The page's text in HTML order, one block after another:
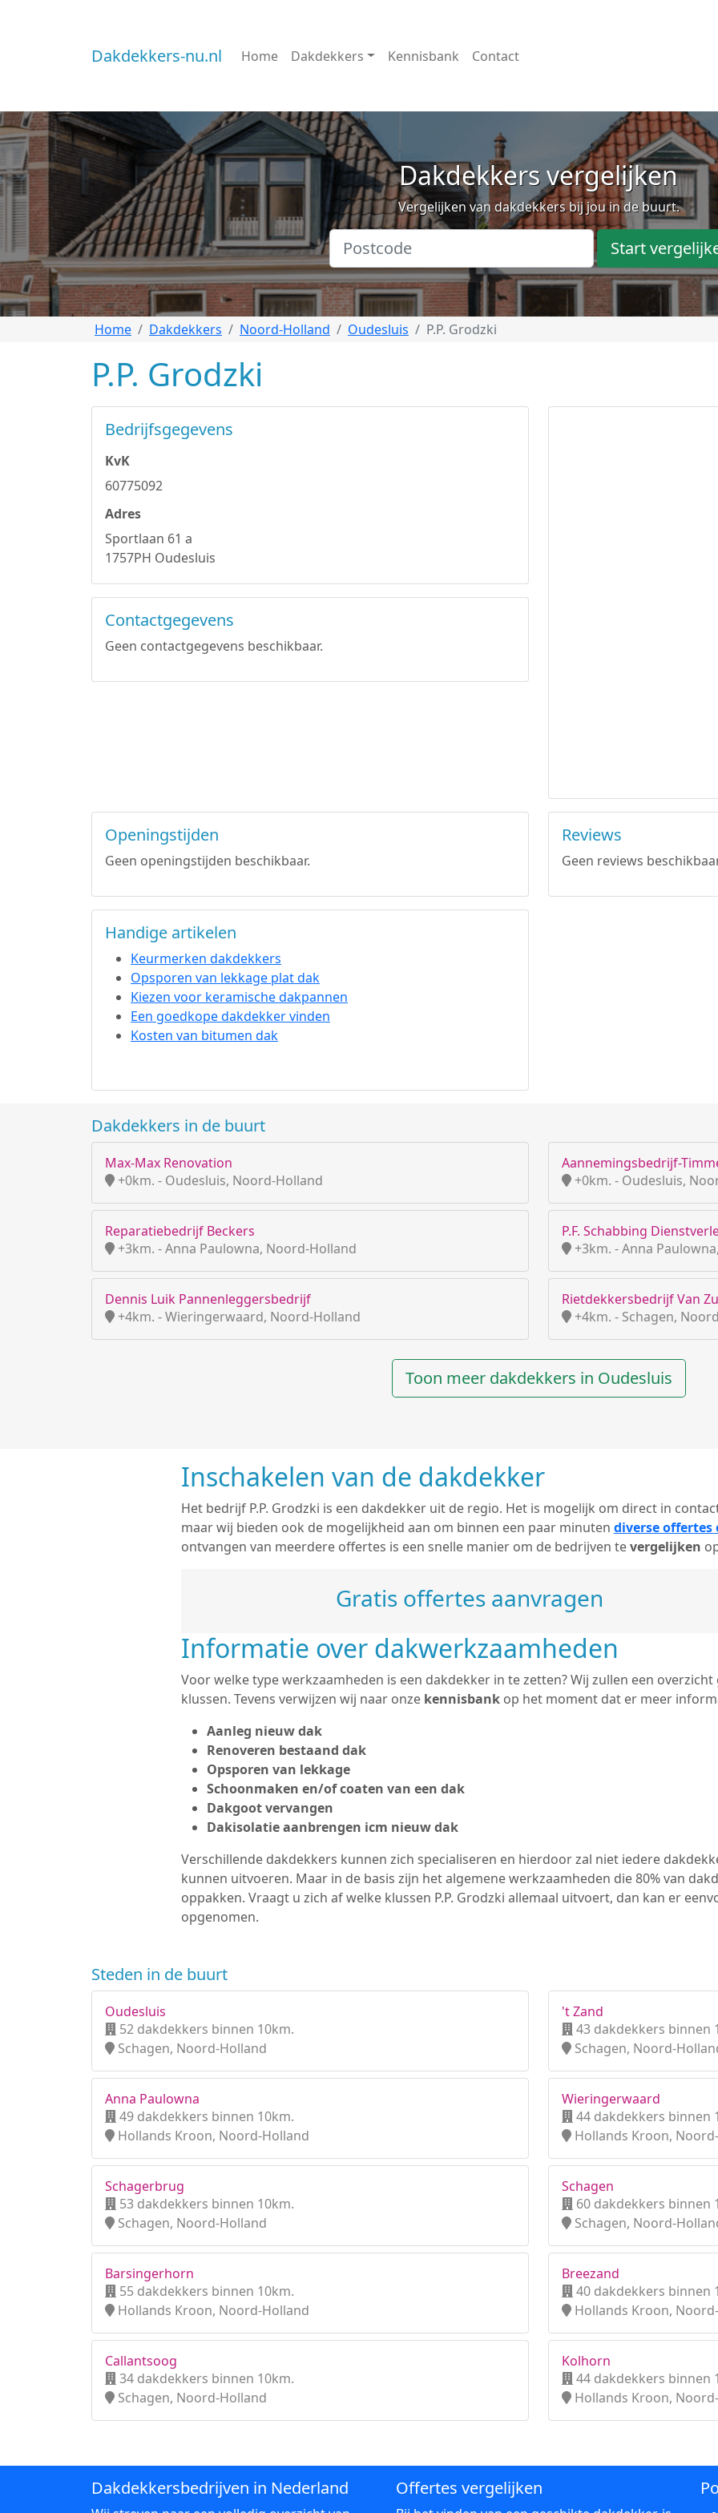
Dakdekkers-nu.nl Home Dakdekkers Kennisbank Contact
Dakdekkers vergelijken
Vergelijken van dakdekkers bij jou in de buurt.
Start
Home Dakdekkers Noord-Holland Oudesluis P.P. Grodzki
P.P. Grodzki
Bedrijfsgegevens
KvK
60775092
Adres
Sportlaan 61 a
1757PH Oudesluis
Contactgegevens
Geen contactgegevens beschikbaar.
Openingstijden
Geen openingstijden beschikbaar.
Handige artikelen
Keurmerken dakdekkers
Opsporen van lekkage plat dak
Kiezen voor keramische dakpannen
Een goedkope dakdekker vinden
Kosten van bitumen dak
Reviews
Geen reviews
Dakdekkers in de buurt
Max-Max Renovation
+0km. - Oudesluis, Noord-Holland
Aannemingsbedrijf-
+0km. - Oudesluis,
Reparatiebedrijf Beckers
+3km. - Anna Paulowna, Noord-Holland
P.F. Schabbing
+3km. - Anna
Dennis Luik Pannenleggersbedrijf
+4km. - Wieringerwaard, Noord-Holland
Rietdekkersbedrijf Van
+4km. - Schagen,
Toon meer dakdekkers in Oudesluis
Inschakelen van de dakdekker
Het bedrijf P.P. Grodzki is een dakdekker uit de regio. Het is mogelijk om direct in
maar wij bieden ook de mogelijkheid aan om binnen een paar minuten diverse offertes
ontvangen van meerdere offertes is een snelle manier om de bedrijven tevergelijken
Gratis offertes aanvragen
Informatie over dakwerkzaamheden
Voor welke type werkzaamheden is een dakdekker in te zetten? Wij zullen een
klussen. Tevens verwijzen wij naar onze kennisbankop het moment dat er meer
Aanleg nieuw dak
Renoveren bestaand dak
Opsporen van lekkage
Schoonmaken en/of coaten van een dak
Dakgoot vervangen
Dakisolatie aanbrengen icm nieuw dak
Verschillende dakdekkers kunnen zich specialiseren en hierdoor zal niet iedere
kunnen uitvoeren. Maar in de basis zijn het algemene werkzaamheden die 80% van
oppakken. Vraagt u zich af welke klussen P.P. Grodzki allemaal uitvoert, dan kan er
opgenomen.
Steden in de buurt
Oudesluis
52 dakdekkers binnen 10km.
Schagen, Noord-Holland
't Zand
43 dakdekkers binnen
Schagen, Noord-
Anna Paulowna
49 dakdekkers binnen 10km.
Hollands Kroon, Noord-Holland
Wieringerwaard
44 dakdekkers binnen
Hollands Kroon,
Schagerbrug
53 dakdekkers binnen 10km.
Schagen, Noord-Holland
Schagen
60 dakdekkers binnen
Schagen, Noord-
Barsingerhorn
55 dakdekkers binnen 10km.
Hollands Kroon, Noord-Holland
Breezand
40 dakdekkers binnen
Hollands Kroon,
Callantsoog
34 dakdekkers binnen 10km.
Schagen, Noord-Holland
Kolhorn
44 dakdekkers binnen
Hollands Kroon,
Dakdekkersbedrijven in Nederland Offertes vergelijken